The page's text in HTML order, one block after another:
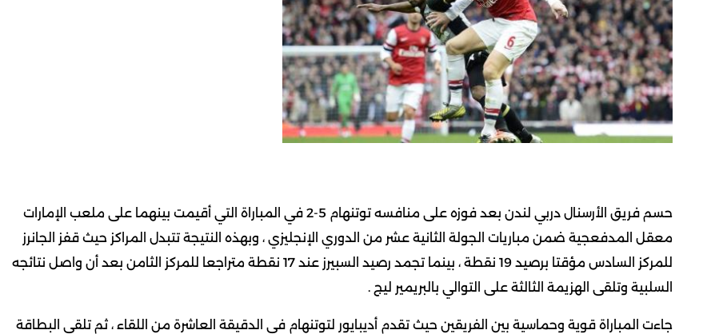
حسم فريق الأرسنال دربي لندن بعد فوزه على منافسه توتنهام 5-2 في المباراة التي أقيمت بينهما على ملعب الإمارات
معقل المدفعجية ضمن مباريات الجولة الثانية عشر من الدوري الإنجليزي ، وبهذه النتيجة تتبدل المراكز حيث قفز الجانرز
للمركز السادس مؤقتا برصيد 19 نقطة ، بينما تجمد رصيد السبيرز عند 17 نقطة متراجعا للمركز الثامن بعد أن واصل نتائجه
السلبية وتلقى الهزيمة الثالثة على التوالي بالبريمير ليج .
جاءت المباراة قوية وحماسية بين الفريقين حيث تقدم أديبايور لتوتنهام في الدقيقة العاشرة من اللقاء ، ثم تلقى البطاقة